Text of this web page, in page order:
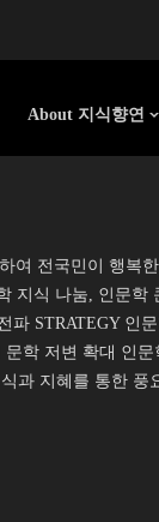
About 지식향연